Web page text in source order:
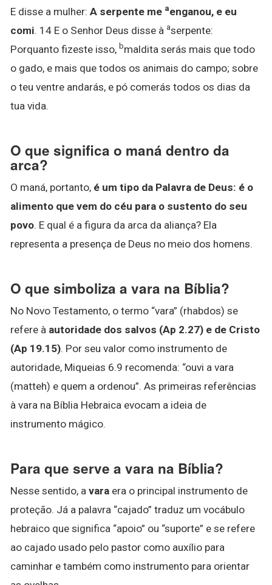
E disse a mulher: A serpente me aenganou, e eu
comi. 14 E o Senhor Deus disse à aserpente:
Porquanto fizeste isso, bmaldita serás mais que todo
o gado, e mais que todos os animais do campo; sobre
o teu ventre andarás, e pó comerás todos os dias da
tua vida.
O que significa o maná dentro da
arca?
O maná, portanto, é um tipo da Palavra de Deus: é o
alimento que vem do céu para o sustento do seu
povo. E qual é a figura da arca da aliança? Ela
representa a presença de Deus no meio dos homens.
O que simboliza a vara na Bíblia?
No Novo Testamento, o termo “vara” (rhabdos) se
refere à autoridade dos salvos (Ap 2.27) e de Cristo
(Ap 19.15). Por seu valor como instrumento de
autoridade, Miqueias 6.9 recomenda: “ouvi a vara
(matteh) e quem a ordenou”. As primeiras referências
à vara na Bíblia Hebraica evocam a ideia de
instrumento mágico.
Para que serve a vara na Bíblia?
Nesse sentido, a vara era o principal instrumento de
proteção. Já a palavra “cajado” traduz um vocábulo
hebraico que significa “apoio” ou “suporte” e se refere
ao cajado usado pelo pastor como auxílio para
caminhar e também como instrumento para orientar